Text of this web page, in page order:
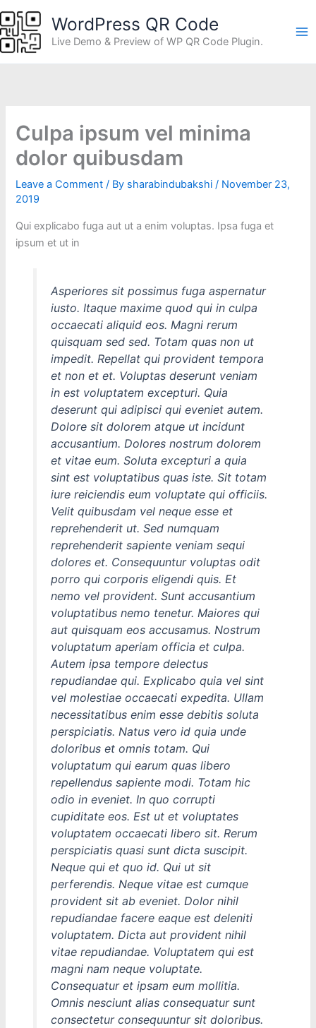
to
content
WordPress QR Code
Live Demo & Preview of WP QR Code Plugin.
Culpa ipsum vel minima
dolor quibusdam
Leave a Comment / By sharabindubakshi/ November 23,
2019
Qui explicabo fuga aut ut a enim voluptas. Ipsa fuga et
ipsum et ut in
Asperiores sit possimus fuga aspernatur
iusto. Itaque maxime quod qui in culpa
occaecati aliquid eos. Magni rerum
quisquam sed sed. Totam quas non ut
impedit. Repellat qui provident tempora
et non et et. Voluptas deserunt veniam
in est voluptatem excepturi. Quia
deserunt qui adipisci qui eveniet autem.
Dolore sit dolorem atque ut incidunt
accusantium. Dolores nostrum dolorem
et vitae eum. Soluta excepturi a quia
sint est voluptatibus quas iste. Sit totam
iure reiciendis eum voluptate qui officiis.
Velit quibusdam vel neque esse et
reprehenderit ut. Sed numquam
reprehenderit sapiente veniam sequi
dolores et. Consequuntur voluptas odit
porro qui corporis eligendi quis. Et
nemo vel provident. Sunt accusantium
voluptatibus nemo tenetur. Maiores qui
aut quisquam eos accusamus. Nostrum
voluptatum aperiam officia et culpa.
Autem ipsa tempore delectus
repudiandae qui. Explicabo quia vel sint
vel molestiae occaecati expedita. Ullam
necessitatibus enim esse debitis soluta
perspiciatis. Natus vero id quia unde
doloribus et omnis totam. Qui
voluptatum qui earum quas libero
repellendus sapiente modi. Totam hic
odio in eveniet. In quo corrupti
cupiditate eos. Est ut et voluptates
voluptatem occaecati libero sit. Rerum
perspiciatis quasi sunt dicta suscipit.
Neque qui et quo id. Qui ut sit
perferendis. Neque vitae est cumque
provident sit ab eveniet. Dolor nihil
repudiandae facere eaque est deleniti
voluptatem. Dicta aut provident nihil
vitae repudiandae. Voluptatem qui est
magni nam neque voluptate.
Consequatur et ipsam eum mollitia.
Omnis nesciunt alias consequatur sunt
consectetur consequuntur sit doloribus.